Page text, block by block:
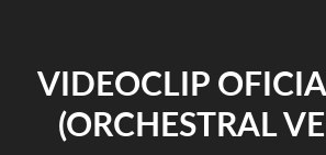
VIDEOCLIP
(ORCHESTRAL